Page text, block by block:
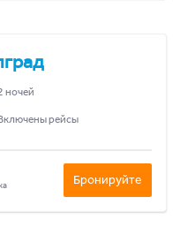
ночей
рейсы
Бронируйте